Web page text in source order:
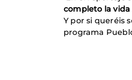
completo la
Y por si queréis
programa